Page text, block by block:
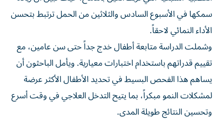
سمكها في الأسبوع السادس والثلاثين من الحمل ترتبط بتحسن
الأداء النمائي لاحقاً.
وشملت الدراسة متابعة أطفال خدج جداً حتى سن عامين، مع
تقييم قدراتهم باستخدام اختبارات معيارية. ويأمل الباحثون أن
يساهم هذا الفحص البسيط في تحديد الأطفال الأكثر عرضة
لمشكلات النمو مبكراً، بما يتيح التدخل العلاجي في وقت أسرع
وتحسين النتائج طويلة المدى.